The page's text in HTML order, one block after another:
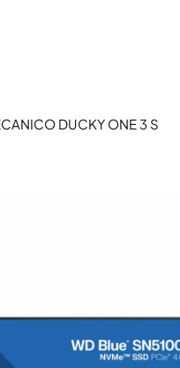
DUCKY ONE 3 S